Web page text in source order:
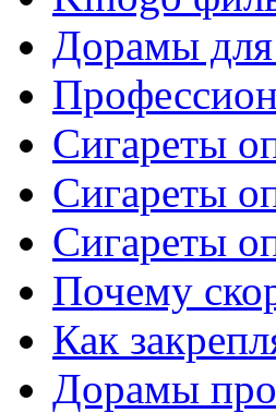
Дорамы для
Сигареты
Сигареты
Сигареты
Почему
Как
Дорамы про